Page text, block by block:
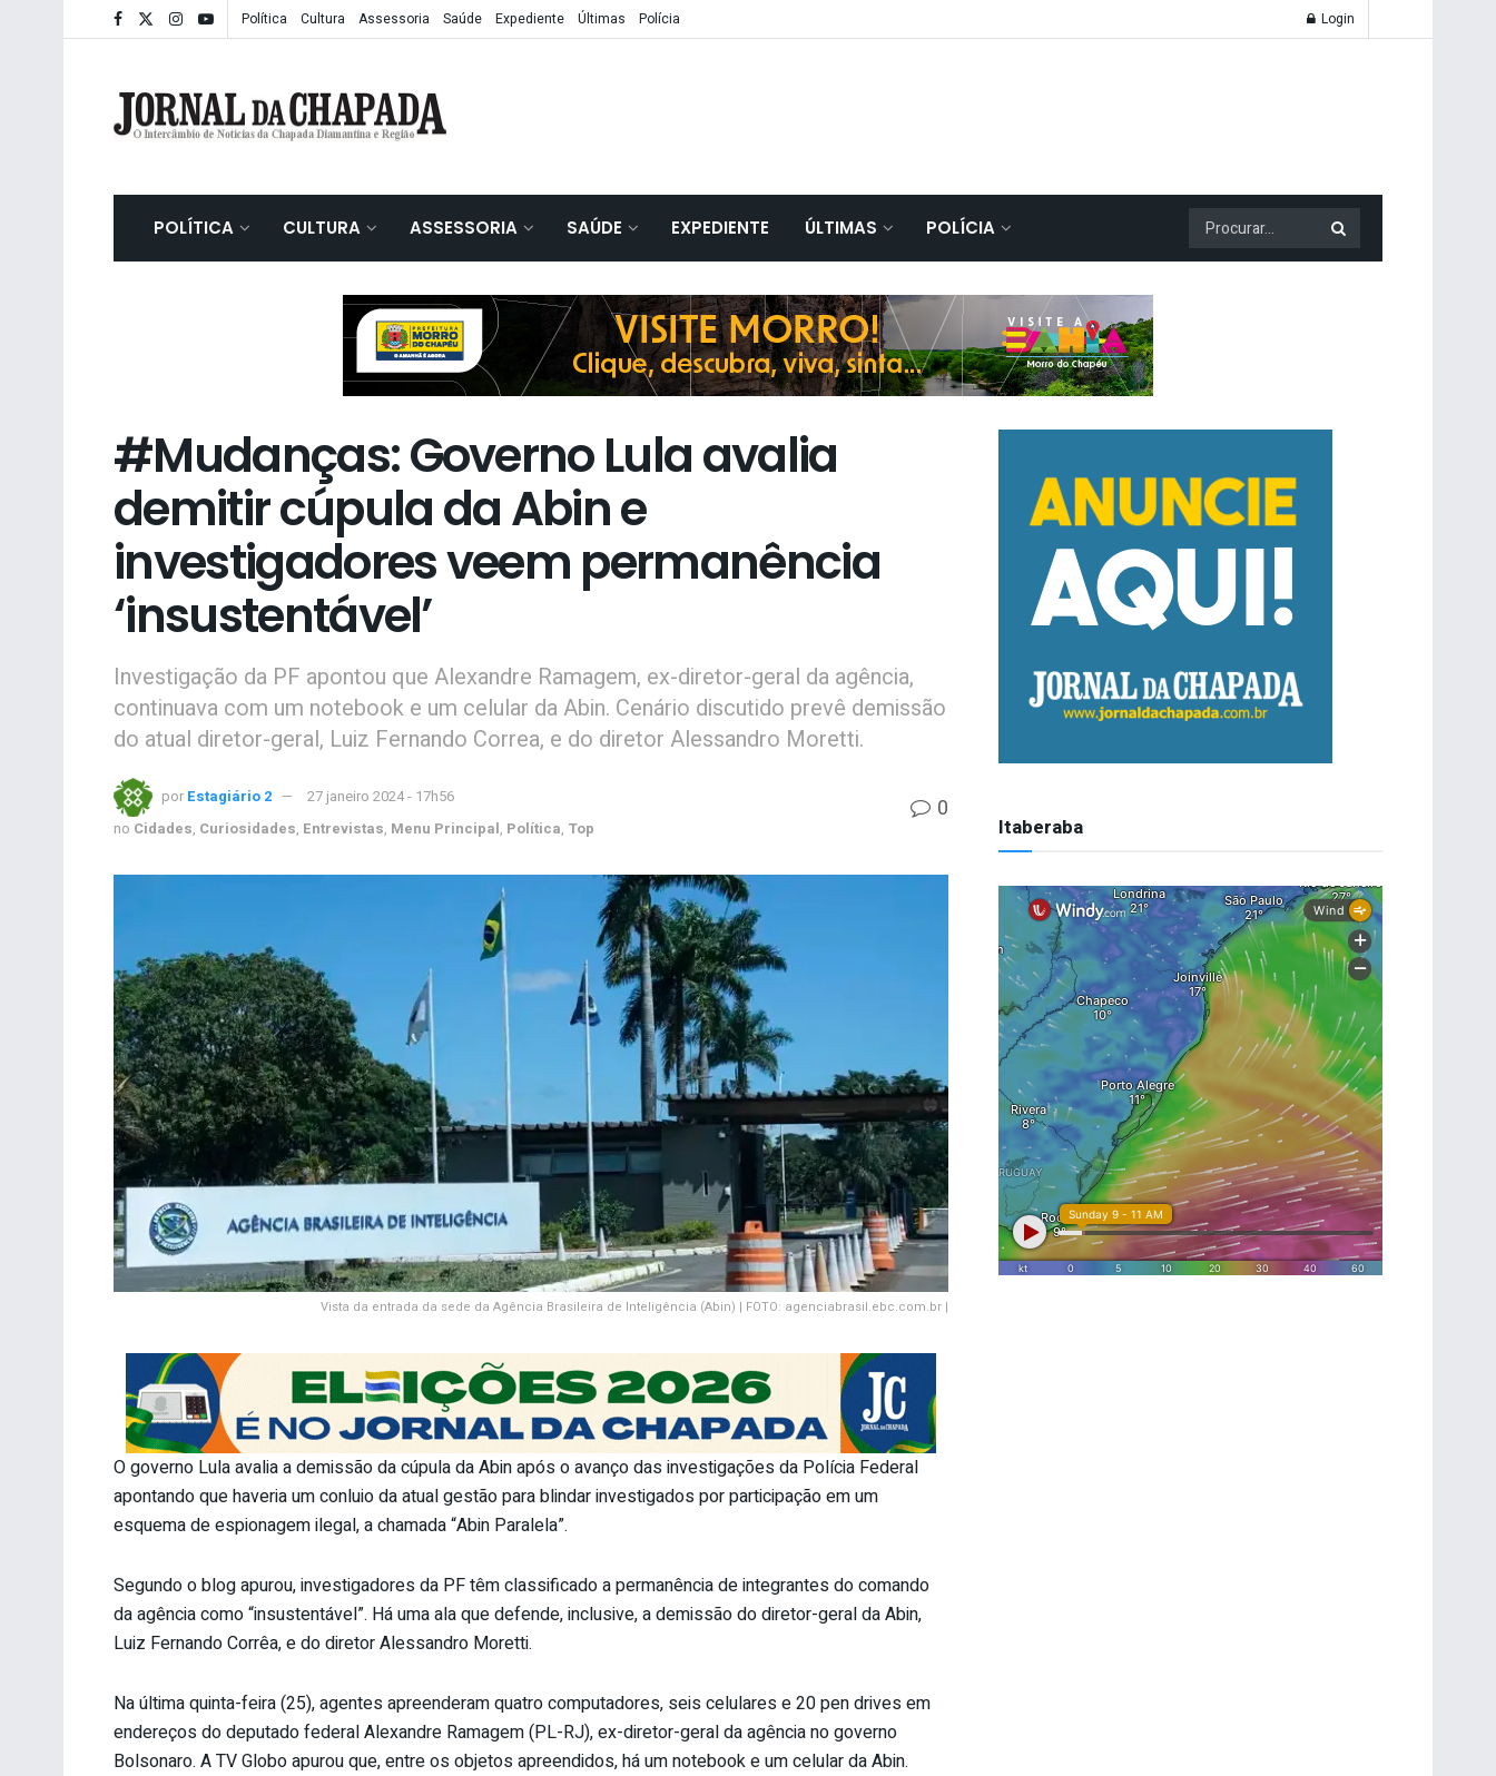
Política Cultura Assessoria Saúde Expediente Últimas Polícia Login
POLÍTICA CULTURA ASSESSORIA SAÚDE EXPEDIENTE ÚLTIMAS POLÍCIA
#Mudanças: Governo Lula avalia
demitir cúpula da Abin e
investigadores veem permanência
‘insustentável’
Investigação da PF apontou que Alexandre Ramagem, ex-diretor-geral da agência,
continuava com um notebook e um celular da Abin. Cenário discutido prevê demissão
do atual diretor-geral, Luiz Fernando Correa, e do diretor Alessandro Moretti.
por Estagiário 2
27 janeiro 2024 - 17h56
no Cidades, Curiosidades, Entrevistas, Menu Principal, Política, Top
0
Vista da entrada da sede da Agência Brasileira de Inteligência (Abin) | FOTO: agenciabrasil.ebc.com.br |
O governo Lula avalia a demissão da cúpula da Abin após o avanço das investigações da Polícia Federal
apontando que haveria um conluio da atual gestão para blindar investigados por participação em um
esquema de espionagem ilegal, a chamada “Abin Paralela”.
Segundo o blog apurou, investigadores da PF têm classificado a permanência de integrantes do comando
da agência como “insustentável”. Há uma ala que defende, inclusive, a demissão do diretor-geral da Abin,
Luiz Fernando Corrêa, e do diretor Alessandro Moretti.
Na última quinta-feira (25), agentes apreenderam quatro computadores, seis celulares e 20 pen drives em
endereços do deputado federal Alexandre Ramagem (PL-RJ), ex-diretor-geral da agência no governo
Bolsonaro. A TV Globo apurou que, entre os objetos apreendidos, há um notebook e um celular da Abin.
Itaberaba